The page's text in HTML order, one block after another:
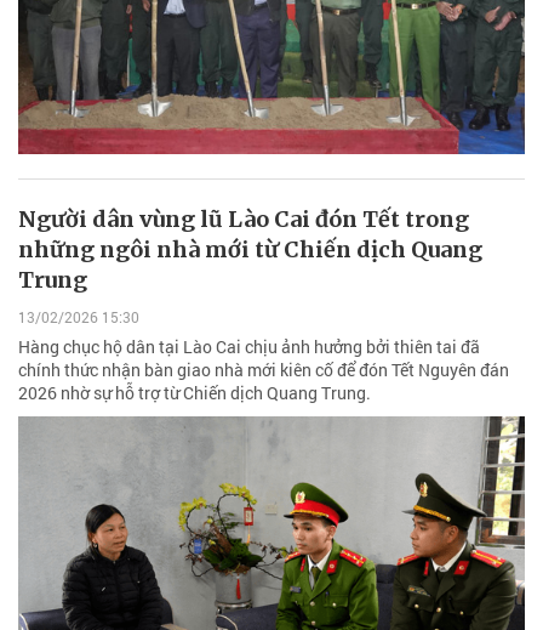
Người dân vùng lũ Lào Cai đón Tết trong
những ngôi nhà mới từ Chiến dịch Quang
Trung
13/02/2026 15:30
Hàng chục hộ dân tại Lào Cai chịu ảnh hưởng bởi thiên tai đã
chính thức nhận bàn giao nhà mới kiên cố để đón Tết Nguyên đán
2026 nhờ sự hỗ trợ từ Chiến dịch Quang Trung.